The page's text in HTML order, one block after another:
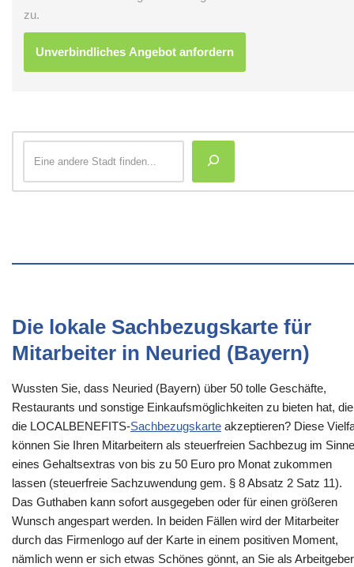
zu.
Die lokale Sachbezugskarte für
Mitarbeiter in Neuried (Bayern)
Wussten Sie, dass Neuried (Bayern) über 50 tolle Geschäfte,
Restaurants und sonstige Einkaufsmöglichkeiten zu bieten hat, die
die LOCALBENEFITS-Sachbezugskarte akzeptieren? Diese
können Sie Ihren Mitarbeitern als steuerfreien Sachbezug im Sinne
eines Gehaltsextras von bis zu 50 Euro pro Monat zukommen
lassen (steuerfreie Sachzuwendung gem. § 8 Absatz 2 Satz 11).
Das Guthaben kann sofort ausgegeben oder für einen größeren
Wunsch angespart werden. In beiden Fällen wird der Mitarbeiter
durch das Firmenlogo auf der Karte in einem positiven Moment,
nämlich wenn er sich etwas Schönes gönnt, an Sie als Arbeitgeber